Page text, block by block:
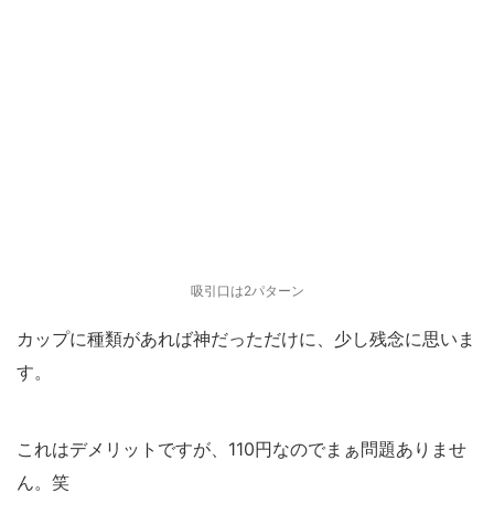
吸引口は2パターン
カップに種類があれば神だっただけに、少し残念に思いま
す。
これはデメリットですが、110円なのでまぁ問題ありませ
ん。笑